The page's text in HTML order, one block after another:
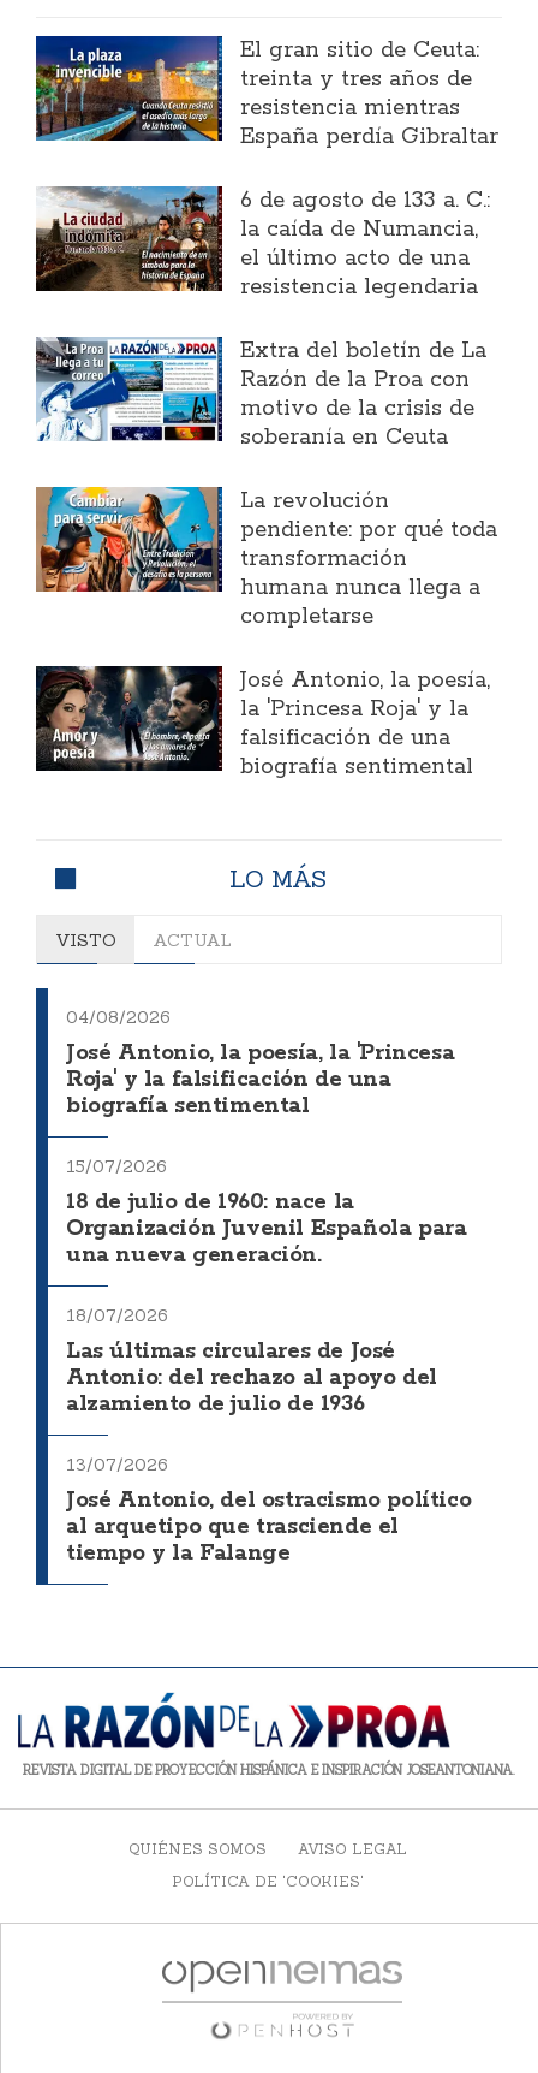
El gran sitio de Ceuta:
treinta y tres años de
resistencia mientras
España perdía Gibraltar
6 de agosto de 133 a. C.:
la caída de Numancia,
el último acto de una
resistencia legendaria
Extra del boletín de La
Razón de la Proa con
motivo de la crisis de
soberanía en Ceuta
La revolución
pendiente: por qué toda
transformación
humana nunca llega a
completarse
José Antonio, la poesía,
la 'Princesa Roja' y la
falsificación de una
biografía sentimental
LO MÁS
VISTO ACTUAL
04/08/2026
José Antonio, la poesía, la 'Princesa
Roja' y la falsificación de una
biografía sentimental
15/07/2026
18 de julio de 1960: nace la
Organización Juvenil Española para
una nueva generación.
18/07/2026
Las últimas circulares de José
Antonio: del rechazo al apoyo del
alzamiento de julio de 1936
13/07/2026
José Antonio, del ostracismo político
al arquetipo que trasciende el
tiempo y la Falange
REVISTA DIGITAL DE PROYECCIÓN HISPÁNICA E INSPIRACIÓN JOSEANTONIANA.
QUIÉNES SOMOS
AVISO LEGAL
POLÍTICA DE 'COOKIES'